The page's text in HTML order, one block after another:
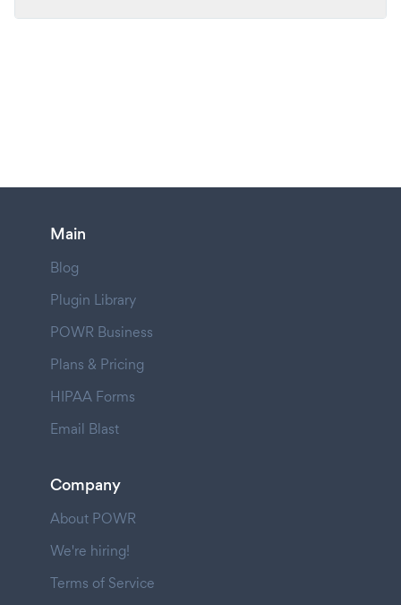
Main
Blog
Plugin Library
POWR Business
Plans & Pricing
HIPAA Forms
Email Blast
Company
About POWR
We're hiring!
Terms of Service